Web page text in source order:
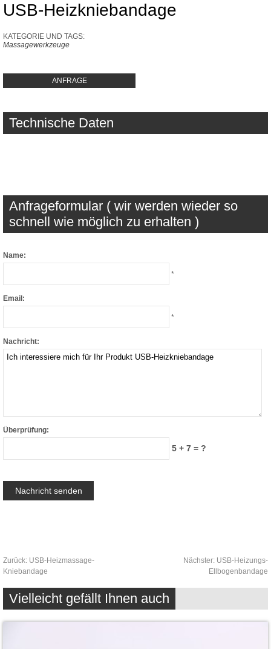
USB-Heizkniebandage
KATEGORIE UND TAGS:
Massagewerkzeuge
ANFRAGE
Technische Daten
Anfrageformular ( wir werden wieder so
schnell wie möglich zu erhalten )
Name:
*
Email:
*
Nachricht:
Überprüfung:
5 + 7 = ?
Zurück: USB-Heizmassage-
Kniebandage
Nächster: USB-Heizungs-
Ellbogenbandage
Vielleicht gefällt Ihnen auch